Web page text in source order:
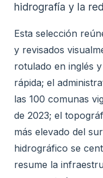
hidrografía y la
Esta selección
y revisados
rotulado en inglés
rápida; el
las 100 comunas
de 2023; el
más elevado del
hidrográfico se
resume la